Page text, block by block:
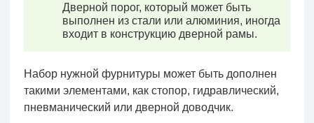
Дверной порог, который может быть
выполнен из стали или алюминия, иногда
входит в конструкцию дверной рамы.
Набор нужной фурнитуры может быть дополнен
такими элементами, как стопор, гидравлический,
пневманический или дверной доводчик.